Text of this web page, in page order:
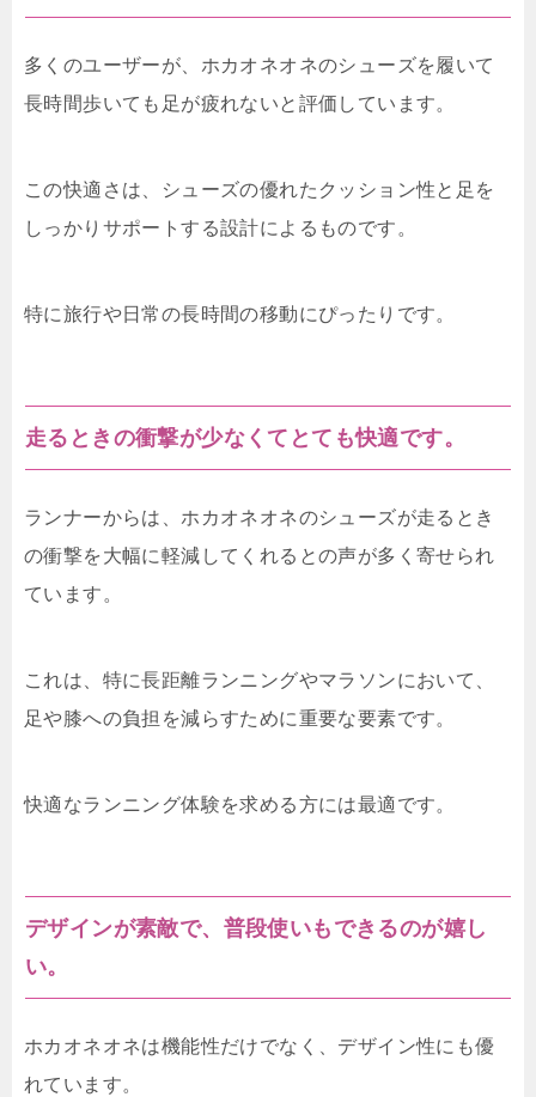
多くのユーザーが、ホカオネオネのシューズを履いて
長時間歩いても足が疲れないと評価しています。
この快適さは、シューズの優れたクッション性と足を
しっかりサポートする設計によるものです。
特に旅行や日常の長時間の移動にぴったりです。
走るときの衝撃が少なくてとても快適です。
ランナーからは、ホカオネオネのシューズが走るとき
の衝撃を大幅に軽減してくれるとの声が多く寄せられ
ています。
これは、特に長距離ランニングやマラソンにおいて、
足や膝への負担を減らすために重要な要素です。
快適なランニング体験を求める方には最適です。
デザインが素敵で、普段使いもできるのが嬉し
い。
ホカオネオネは機能性だけでなく、デザイン性にも優
れています。